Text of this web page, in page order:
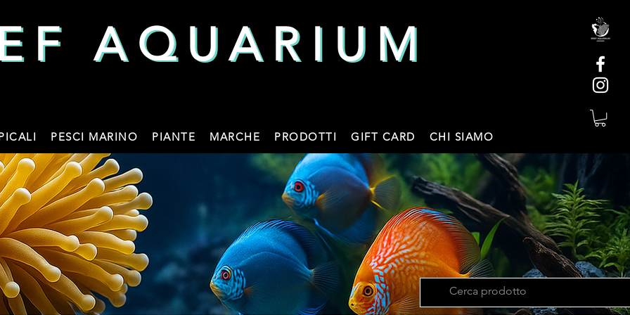
AQUARIUM
AQUARIUM
PESCI MARINO PIANTE MARCHE PRODOTTI GIFT CARD CHI SIAMO